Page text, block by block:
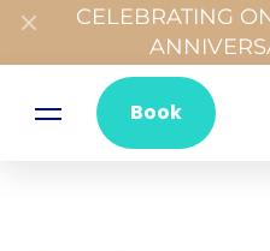
CELEBRATING
Book